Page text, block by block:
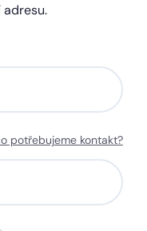
potřebujeme kontakt?